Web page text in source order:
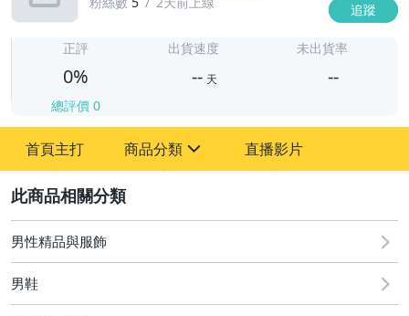
追蹤
正評
0%
總評價 0
出貨速度
-- 天
未出貨率
--
首頁主打 商品分類
圖書/影音/文具
古董、藝術與礦石
直播影片
男性精品與服飾
男鞋